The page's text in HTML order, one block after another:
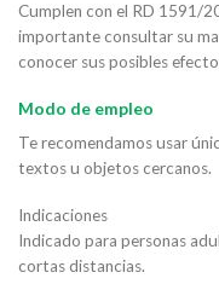
Cumplen con el RD 1591/
importante consultar su
conocer sus posibles
Modo de empleo
Te recomendamos usar
textos u objetos cercanos.
Indicaciones
Indicado para personas
cortas distancias.